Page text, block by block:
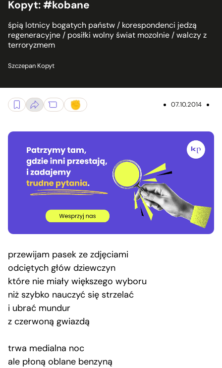
Kopyt: #kobane
śpią lotnicy bogatych państw / korespondenci jedzą
regeneracyjne / posiłki wolny świat mozolnie / walczy z
terroryzmem
Szczepan Kopyt
07.10.2014
przewijam pasek ze zdjęciami
odciętych głów dziewczyn
które nie miały większego wyboru
niż szybko nauczyć się strzelać
i ubrać mundur
z czerwoną gwiazdą
trwa medialna noc
ale płoną oblane benzyną